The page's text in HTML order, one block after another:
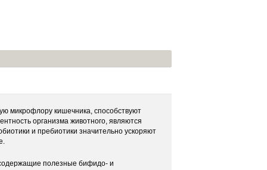
микрофлору кишечника, способствуют
организма животного, являются
и пребиотики значительно ускоряют
полезные бифидо- и